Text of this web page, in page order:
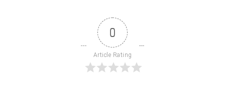
0
Article Rating